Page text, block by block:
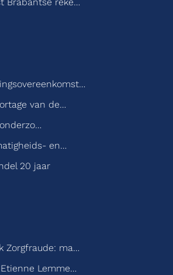
Brabantse reke…
van de…
en…
20 jaar
Zorgfraude: ma…
Lemme…